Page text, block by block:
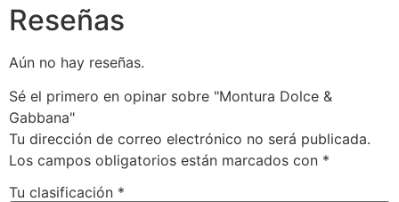
Reseñas
Aún no hay reseñas.
Sé el primero en opinar sobre "Montura Dolce &
Gabbana"
Tu dirección de correo electrónico no será publicada.
Los campos obligatorios están marcados con *
Tu clasificación *